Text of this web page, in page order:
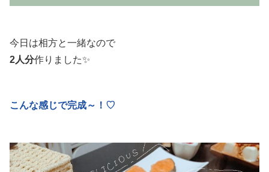
今日は相方と一緒なので
2人分作りました✨
こんな感じで完成～！♡